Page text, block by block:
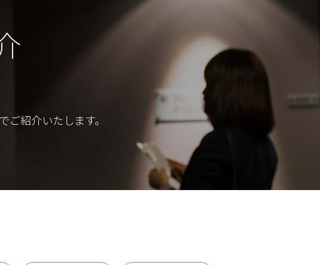
ご紹介いたします。